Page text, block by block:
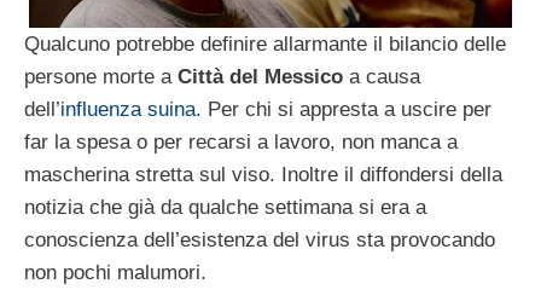
Qualcuno potrebbe definire allarmante il bilancio delle
persone morte a Città del Messico a causa
dell’influenza suina. Per chi si appresta a uscire per
far la spesa o per recarsi a lavoro, non manca a
mascherina stretta sul viso. Inoltre il diffondersi della
notizia che già da qualche settimana si era a
conoscienza dell’esistenza del virus sta provocando
non pochi malumori.